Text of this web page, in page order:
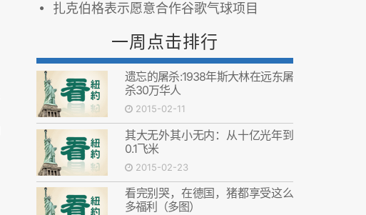
扎克伯格表示愿意合作谷歌气球项目
一周点击排行
遗忘的屠杀:1938年斯大林在远东屠
杀30万华人
2015-02-11
其大无外其小无内：从十亿光年到
0.1飞米
2015-02-23
看完别哭，在德国，猪都享受这么
多福利（多图）